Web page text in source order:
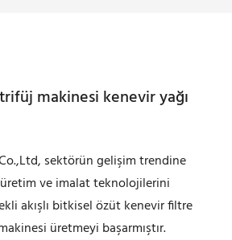
makinesi kenevir yağı
sektörün gelişim trendine
ve imalat teknolojilerini
akışlı bitkisel özüt kenevir filtre
üretmeyi başarmıştır.